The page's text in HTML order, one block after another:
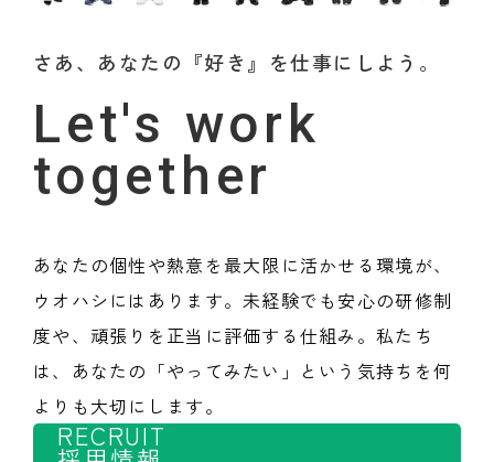
さあ、あなたの『好き』を仕事にしよう。
Let's work
together
あなたの個性や熱意を最大限に活かせる環境が、
ウオハシにはあります。未経験でも安心の研修制
度や、頑張りを正当に評価する仕組み。私たち
は、あなたの「やってみたい」という気持ちを何
よりも大切にします。
RECRUIT